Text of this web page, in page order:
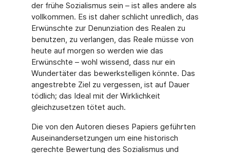
der frühe Sozialismus sein – ist alles andere als
vollkommen. Es ist daher schlicht unredlich, das
Erwünschte zur Denunziation des Realen zu
benutzen, zu verlangen, das Reale müsse von
heute auf morgen so werden wie das
Erwünschte – wohl wissend, dass nur ein
Wundertäter das bewerkstelligen könnte. Das
angestrebte Ziel zu vergessen, ist auf Dauer
tödlich; das Ideal mit der Wirklichkeit
gleichzusetzen tötet auch.
Die von den Autoren dieses Papiers geführten
Auseinandersetzungen um eine historisch
gerechte Bewertung des Sozialismus und